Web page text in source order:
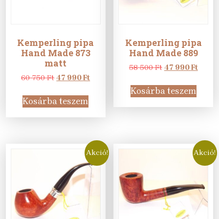
Kemperling pipa
Hand Made 873
matt
60 750Ft Original
was:
60
750 Ft.
47 990FtCurrent
990 Ft.
Kosárba teszem
Kemperling pipa
Hand Made 889
58 500Ft Original
was:
58
500 Ft.
47 990Ft
990
Kosárba teszem
Akció! Akció!